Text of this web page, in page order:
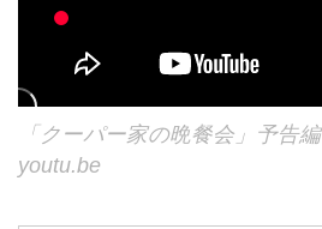
「クーパー家の晩餐会」予告編
youtu.be